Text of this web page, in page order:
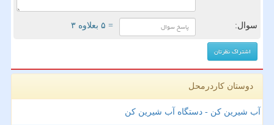
سوال: = ۵ بعلاوه ۳
دوستان کاردرمحل
آب شیرین کن - دستگاه آب شیرین کن